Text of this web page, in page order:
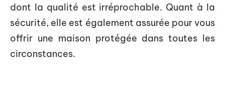
dont la qualité est irréprochable. Quant à la
sécurité, elle est également assurée pour vous
offrir une maison protégée dans toutes les
circonstances.